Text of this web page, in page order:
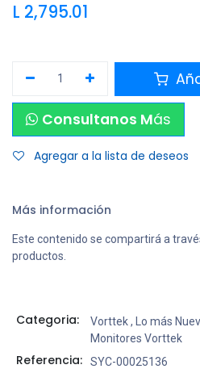
L 2,795.01
Consultanos Más
Agregar a la lista de deseos
Más información
Este contenido se compartirá a
productos.
Categoria: Vorttek, Lo más
Monitores Vorttek
Referencia: SYC-00025136